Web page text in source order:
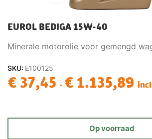
EUROL BEDIGA 15W-40
Minerale motorolie voor gemengd
SKU: E100125
€ 37,45 - € 1.135,89
Op voorraad